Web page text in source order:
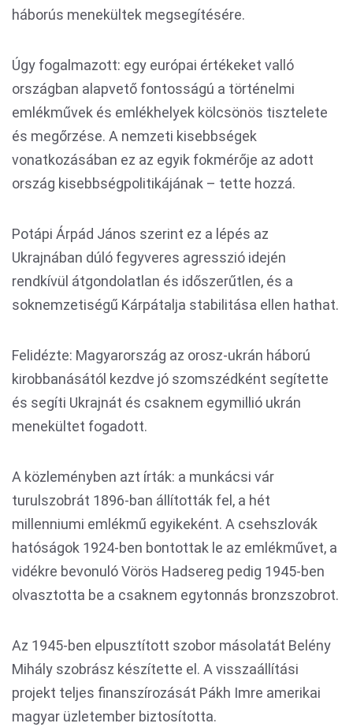
háborús menekültek megsegítésére.
Úgy fogalmazott: egy európai értékeket valló
országban alapvető fontosságú a történelmi
emlékművek és emlékhelyek kölcsönös tisztelete
és megőrzése. A nemzeti kisebbségek
vonatkozásában ez az egyik fokmérője az adott
ország kisebbségpolitikájának – tette hozzá.
Potápi Árpád János szerint ez a lépés az
Ukrajnában dúló fegyveres agresszió idején
rendkívül átgondolatlan és időszerűtlen, és a
soknemzetiségű Kárpátalja stabilitása ellen hathat.
Felidézte: Magyarország az orosz-ukrán háború
kirobbanásától kezdve jó szomszédként segítette
és segíti Ukrajnát és csaknem egymillió ukrán
menekültet fogadott.
A közleményben azt írták: a munkácsi vár
turulszobrát 1896-ban állították fel, a hét
millenniumi emlékmű egyikeként. A csehszlovák
hatóságok 1924-ben bontottak le az emlékművet, a
vidékre bevonuló Vörös Hadsereg pedig 1945-ben
olvasztotta be a csaknem egytonnás bronzszobrot.
Az 1945-ben elpusztított szobor másolatát Belény
Mihály szobrász készítette el. A visszaállítási
projekt teljes finanszírozását Pákh Imre amerikai
magyar üzletember biztosította.